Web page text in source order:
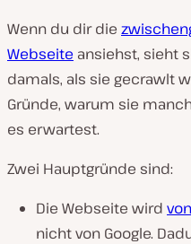
Wenn du dir die
Webseite ansiehst, sieht
damals, als sie gecrawlt
Gründe, warum sie
es erwartest.
Zwei Hauptgründe sind:
Die Webseite wird
nicht von Google.